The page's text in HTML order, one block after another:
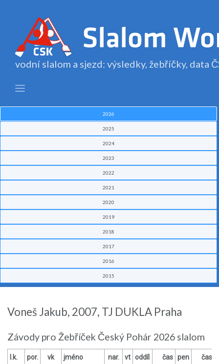
vodní slalom a sjezd: výsledky, žebříčky, data
2026
2025
2024
2023
2022
2021
2020
2019
2018
2017
2016
2015
Voneš Jakub, 2007, TJ DUKLA Praha
Závody pro Žebříček Český Pohár 2026 slalom
l.k. por. vk jméno nar. vt oddíl čas pen čas